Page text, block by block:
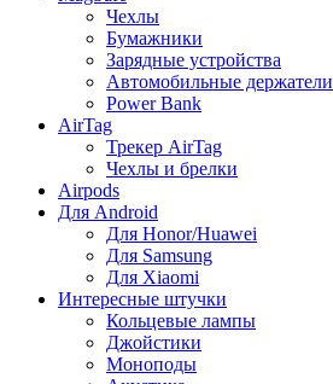
Чехлы
Бумажники
Зарядные устройства
Автомобильные держатели
Power Bank
AirTag
Трекер AirTag
Чехлы и брелки
Airpods
Для Android
Для Honor/Huawei
Для Samsung
Для Xiaomi
Интересные штучки
Кольцевые лампы
Джойстики
Моноподы